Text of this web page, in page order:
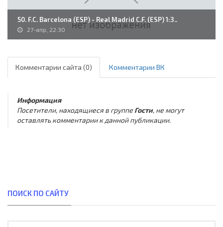
50. F.C. Barcelona (ESP) - Real Madrid C.F. (ESP) 1:3..
27-апр, 22:30
Комментарии сайта (0) Комментарии ВК
Информация
Посетители, находящиеся в группе Гости, не могут
оставлять комментарии к данной публикации.
ПОИСК ПО САЙТУ